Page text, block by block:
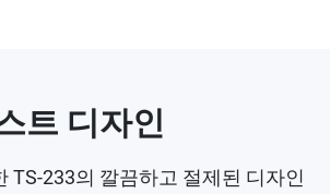
트 디자인
TS-233의 깔끔하고 절제된 디자인